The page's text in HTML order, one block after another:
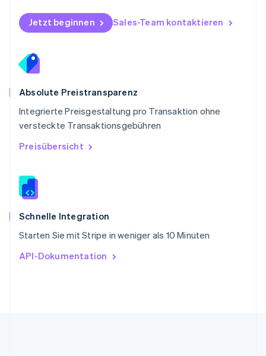
Jetzt beginnen Sales-Team kontaktieren
Absolute Preistransparenz
Integrierte Preisgestaltung pro Transaktion ohne
versteckte Transaktionsgebühren
Preisübersicht
Schnelle Integration
Starten Sie mit Stripe in weniger als 10 Minuten
API-Dokumentation
Schweden
Svenska English
Deutsch
Singapur
English
Slowakei
Slowenien
EnglishItaliano
Sonderverwaltungsregion Hongkong,
Spanien
Thailand
ไทยEnglish
English
English